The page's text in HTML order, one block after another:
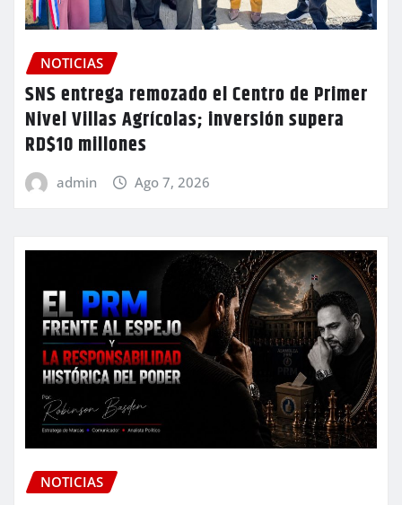
NOTICIAS
SNS entrega remozado el Centro de Primer
Nivel Villas Agrícolas; inversión supera
RD$10 millones
admin Ago 7, 2026
NOTICIAS